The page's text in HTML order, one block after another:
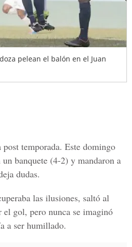
pelean el balón en el Juan
temporada. Este domingo
banquete (4-2) y mandaron a
dudas.
las ilusiones, saltó al
el gol, pero nunca se imaginó
a ser humillado.